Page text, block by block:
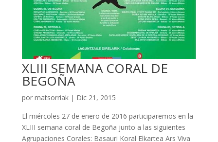
XLIII SEMANA CORAL DE
BEGOÑA
por matsorriak| Dic 21, 2015
El miércoles 27 de enero de 2016 participaremos en la
XLIII semana coral de Begoña junto a las siguientes
Agrupaciones Corales: Basauri Koral Elkartea Ars Viva